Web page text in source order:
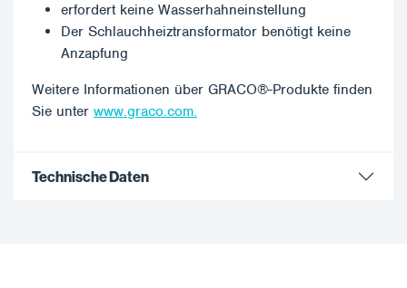
erfordert keine Wasserhahneinstellung
Der Schlauchheiztransformator benötigt keine
Anzapfung
Weitere Informationen über GRACO®-Produkte finden
Sie unter www.graco.com.
Technische Daten